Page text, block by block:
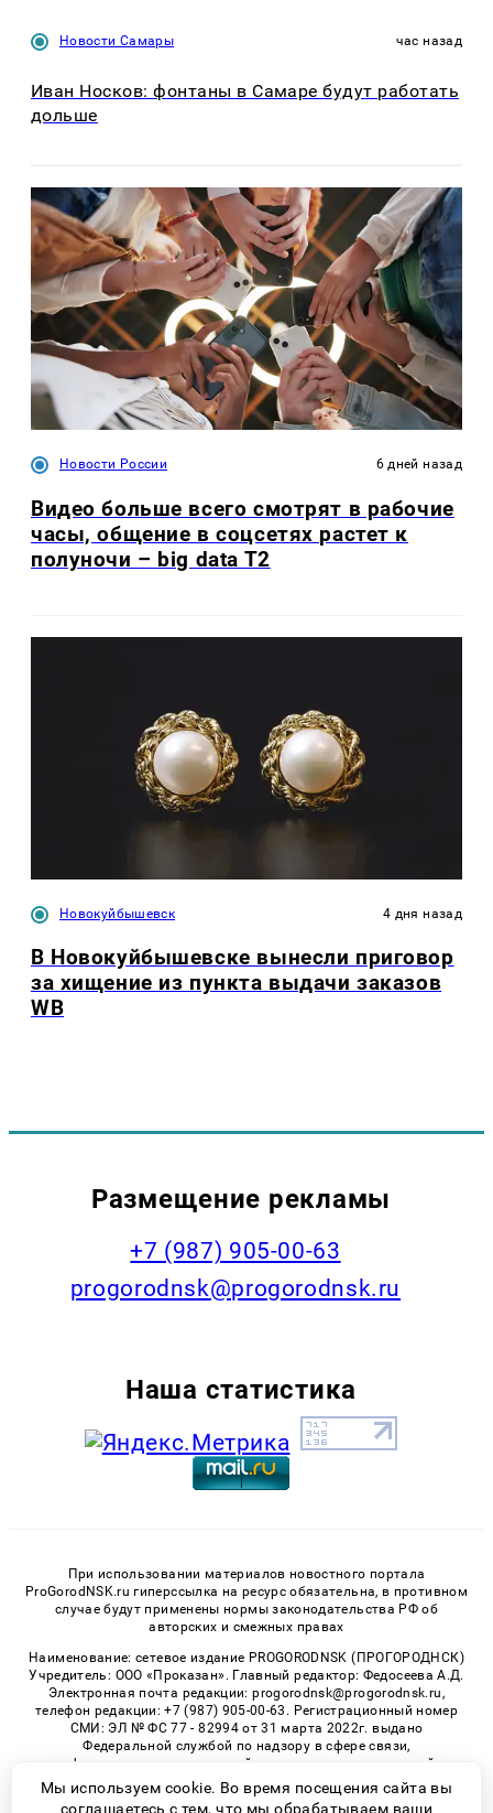
Новости Самары час назад
Иван Носков: фонтаны в Самаре будут работать
дольше
Новости России 6 дней назад
Видео больше всего смотрят в рабочие
часы, общение в соцсетях растет к
полуночи – big data T2
Новокуйбышевск 4 дня назад
В Новокуйбышевске вынесли приговор
за хищение из пункта выдачи заказов
WB
Размещение рекламы
+7 (987) 905-00-63
progorodnsk@progorodnsk.ru
Наша статистика
При использовании материалов новостного портала
ProGorodNSK.ru гиперссылка на ресурс обязательна, в противном
случае будут применены нормы законодательства РФ об
авторских и смежных правах
Наименование: сетевое издание PROGORODNSK (ПРОГОРОДНСК)
Учредитель: ООО «Проказан». Главный редактор: Федосеева А.Д.
Электронная почта редакции: progorodnsk@progorodnsk.ru,
телефон редакции: +7 (987) 905-00-63. Регистрационный номер
СМИ: ЭЛ № ФС 77 - 82994 от 31 марта 2022г. выдано
Федеральной службой по надзору в сфере связи,
информационных технологий и массовых коммуникаций.
Возрастная категория сайта 16+.
Мы используем cookie. Во время посещения сайта вы
соглашаетесь с тем, что мы обрабатываем ваши